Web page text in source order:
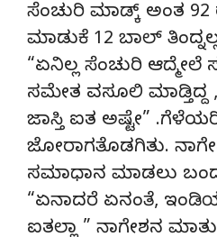
ಸೆಂಚುರಿ ಮಾಡ್ಕ್ ಅಂತ
ಮಾಡುಕೆ 12 ಬಾಲ್
“ಏನಿಲ್ಲ ಸೆಂಚುರಿ ಆದ್ಮೇಲೆ
ಸಮೇತ ವಸೂಲಿ ಮಾಡ್ತಿದ್ದ
ಜಾಸ್ತಿ ಐತ ಅಷ್ಟೇ”
ಜೋರಾಗತೊಡಗಿತು.
ಸಮಾಧಾನ ಮಾಡಲು
“ಏನಾದರೆ ಏನಂತೆ,
ಐತಲ್ಲಾ ” ನಾಗೇಶನ